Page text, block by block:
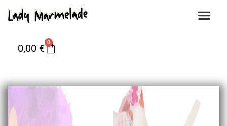
0,00 € 0